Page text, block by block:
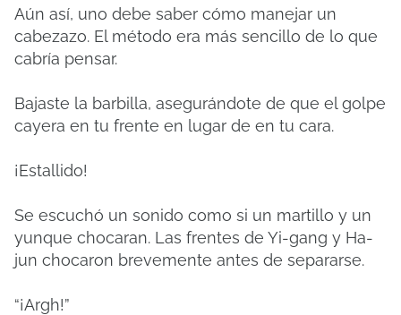
Aún así, uno debe saber cómo manejar un
cabezazo. El método era más sencillo de lo que
cabría pensar.
Bajaste la barbilla, asegurándote de que el golpe
cayera en tu frente en lugar de en tu cara.
¡Estallido!
Se escuchó un sonido como si un martillo y un
yunque chocaran. Las frentes de Yi-gang y Ha-
jun chocaron brevemente antes de separarse.
“¡Argh!”